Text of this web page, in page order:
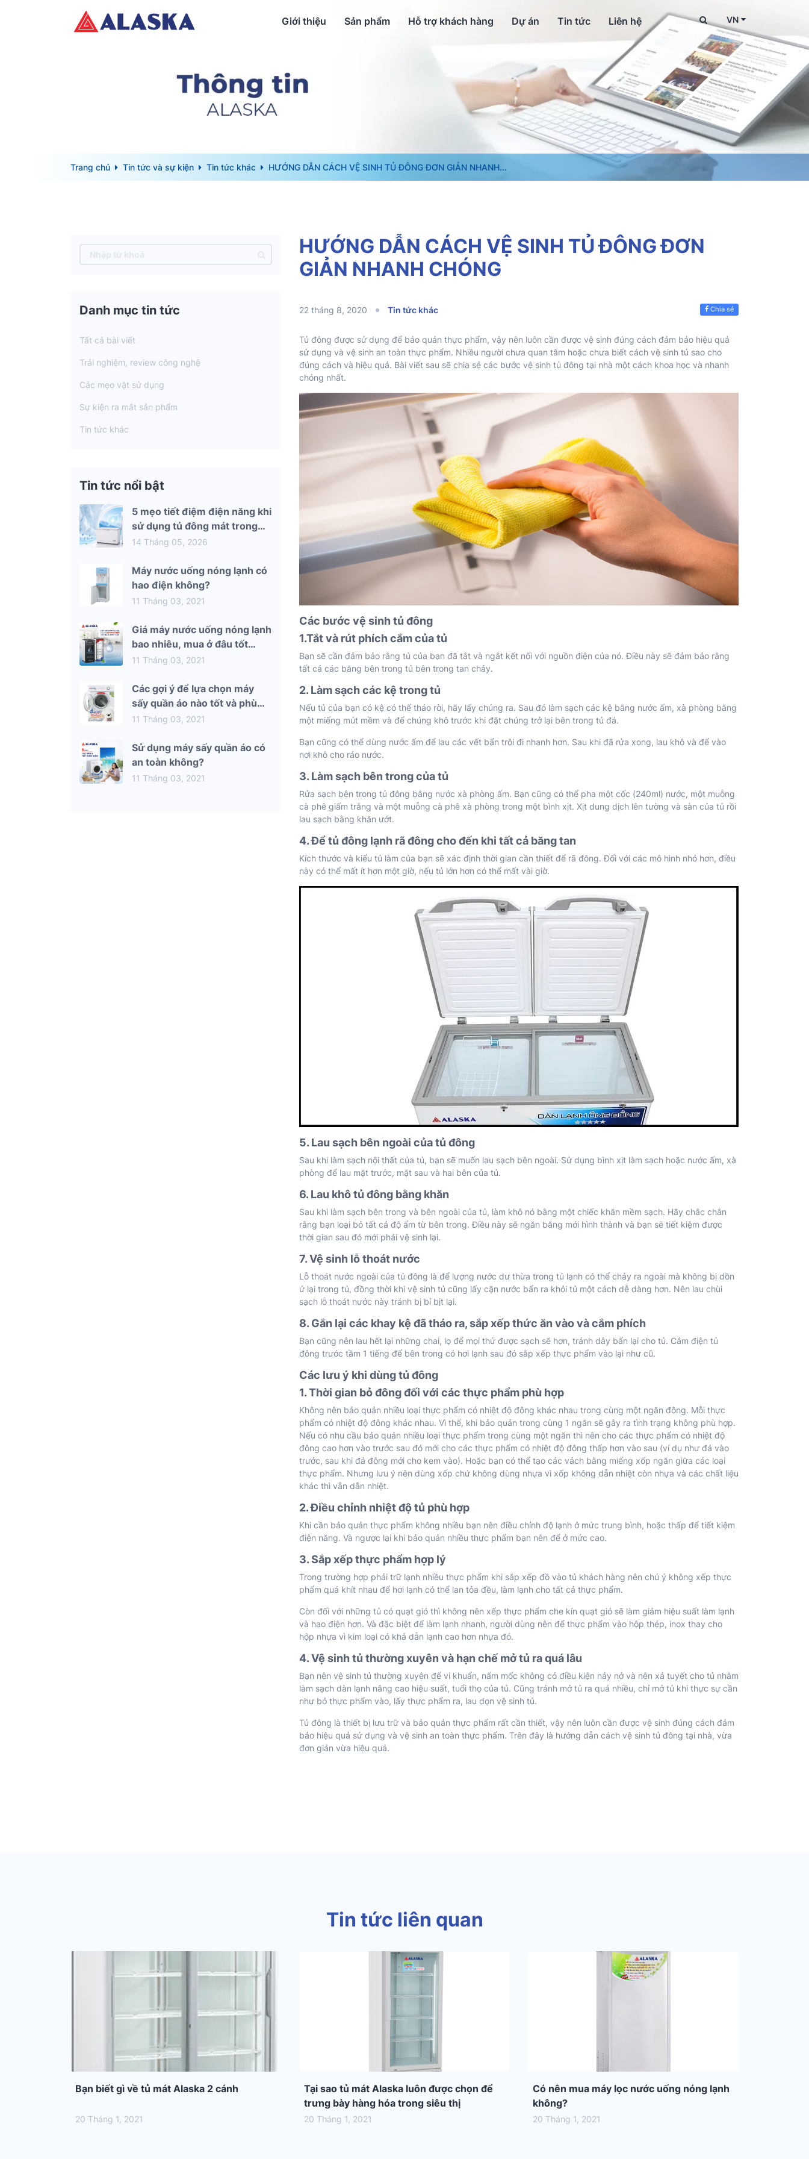
Giới thiệu Sản phẩm Hỗ trợ khách hàng Dự án Tin tức Liên hệ VN
Trang chủ Tin tức và sự kiện Tin tức khác
HƯỚNG DẪN CÁCH VỆ SINH TỦ ĐÔNG ĐƠN GIẢN NHANH
CHÓNG
Danh mục tin tức
Tất cả bài viết
Trải nghiệm, review công nghệ
Các mẹo vặt sử dụng
Sự kiện ra mắt sản phẩm
Tin tức khác
Tin tức nổi bật
5 mẹo tiết điệm điện năng khi
sử dụng tủ đông mát trong
mùa hè 2026
14 Tháng 05, 2026
Máy nước uống nóng lạnh có
hao điện không?
11 Tháng 03, 2021
Giá máy nước uống nóng lạnh
bao nhiêu, mua ở đâu tốt
nhất?
11 Tháng 03, 2021
Các gợi ý để lựa chọn máy
sấy quần áo nào tốt và phù
hợp nhất với gia đình bạn
11 Tháng 03, 2021
Sử dụng máy sấy quần áo có
an toàn không?
11 Tháng 03, 2021
HƯỚNG DẪN CÁCH VỆ SINH TỦ ĐÔNG ĐƠN
GIẢN NHANH CHÓNG
22 tháng 8, 2020 Tin tức khác Chia sẻ
Tủ đông được sử dụng để bảo quản thực phẩm, vậy nên luôn cần được vệ sinh đúng cách đảm bảo hiệu quả
sử dụng và vệ sinh an toàn thực phẩm. Nhiều người chưa quan tâm hoặc chưa biết cách vệ sinh tủ sao cho
đúng cách và hiệu quả. Bài viết sau sẽ chia sẻ các bước vệ sinh tủ đông tại nhà một cách khoa học và nhanh
chóng nhất.
Các bước vệ sinh tủ đông
1.Tắt và rút phích cắm của tủ
Bạn sẽ cần đảm bảo rằng tủ của bạn đã tắt và ngắt kết nối với nguồn điện của nó. Điều này sẽ đảm bảo rằng
tất cả các băng bên trong tủ bên trong tan chảy.
2. Làm sạch các kệ trong tủ
Nếu tủ của bạn có kệ có thể tháo rời, hãy lấy chúng ra. Sau đó làm sạch các kệ bằng nước ấm, xà phòng bằng
một miếng mút mềm và để chúng khô trước khi đặt chúng trở lại bên trong tủ đá.
Bạn cũng có thể dùng nước ấm để lau các vết bẩn trôi đi nhanh hơn. Sau khi đã rửa xong, lau khô và để vào
nơi khô cho ráo nước.
3. Làm sạch bên trong của tủ
Rửa sạch bên trong tủ đông bằng nước xà phòng ấm. Bạn cũng có thể pha một cốc (240ml) nước, một muỗng
cà phê giấm trắng và một muỗng cà phê xà phòng trong một bình xịt. Xịt dung dịch lên tường và sàn của tủ rồi
lau sạch bằng khăn ướt.
4. Để tủ đông lạnh rã đông cho đến khi tất cả băng tan
Kích thước và kiểu tủ làm của bạn sẽ xác định thời gian cần thiết để rã đông. Đối với các mô hình nhỏ hơn, điều
này có thể mất ít hơn một giờ, nếu tủ lớn hơn có thể mất vài giờ.
5. Lau sạch bên ngoài của tủ đông
Sau khi làm sạch nội thất của tủ, bạn sẽ muốn lau sạch bên ngoài. Sử dụng bình xịt làm sạch hoặc nước ấm, xà
phòng để lau mặt trước, mặt sau và hai bên của tủ.
6. Lau khô tủ đông bằng khăn
Sau khi làm sạch bên trong và bên ngoài của tủ, làm khô nó bằng một chiếc khăn mềm sạch. Hãy chắc chắn
rằng bạn loại bỏ tất cả độ ẩm từ bên trong. Điều này sẽ ngăn băng mới hình thành và bạn sẽ tiết kiệm được
thời gian sau đó mới phải vệ sinh lại.
7. Vệ sinh lỗ thoát nước
Lỗ thoát nước ngoài của tủ đông là để lượng nước dư thừa trong tủ lạnh có thể chảy ra ngoài mà không bị dồn
ứ lại trong tủ, đồng thời khi vệ sinh tủ cũng lấy cặn nước bẩn ra khỏi tủ một cách dễ dàng hơn. Nên lau chùi
sạch lỗ thoát nước này tránh bị bí bịt lại.
8. Gắn lại các khay kệ đã tháo ra, sắp xếp thức ăn vào và cắm phích
Bạn cũng nên lau hết lại những chai, lọ để mọi thứ được sạch sẽ hơn, tránh dây bẩn lại cho tủ. Cắm điện tủ
đông trước tầm 1 tiếng để bên trong có hơi lạnh sau đó sắp xếp thực phẩm vào lại như cũ.
Các lưu ý khi dùng tủ đông
1. Thời gian bỏ đông đối với các thực phẩm phù hợp
Không nên bảo quản nhiều loại thực phẩm có nhiệt độ đông khác nhau trong cùng một ngăn đông. Mỗi thực
phẩm có nhiệt độ đông khác nhau. Vì thế, khi bảo quản trong cùng 1 ngăn sẽ gây ra tình trạng không phù hợp.
Nếu có nhu cầu bảo quản nhiều loại thực phẩm trong cùng một ngăn thì nên cho các thực phẩm có nhiệt độ
đông cao hơn vào trước sau đó mới cho các thực phẩm có nhiệt độ đông thấp hơn vào sau (ví dụ như đá vào
trước, sau khi đá đông mới cho kem vào). Hoặc bạn có thể tạo các vách bằng miếng xốp ngăn giữa các loại
thực phẩm. Nhưng lưu ý nên dùng xốp chứ không dùng nhựa vì xốp không dẫn nhiệt còn nhựa và các chất liệu
khác thì vẫn dẫn nhiệt.
2. Điều chỉnh nhiệt độ tủ phù hợp
Khi cần bảo quản thực phẩm không nhiều bạn nên điều chỉnh độ lạnh ở mức trung bình, hoặc thấp để tiết kiệm
điện năng. Và ngược lại khi bảo quản nhiều thực phẩm bạn nên để ở mức cao.
3. Sắp xếp thực phẩm hợp lý
Trong trường hợp phải trữ lạnh nhiều thực phẩm khi sắp xếp đồ vào tủ khách hàng nên chú ý không xếp thực
phẩm quá khít nhau để hơi lạnh có thể lan tỏa đều, làm lạnh cho tất cả thực phẩm.
Còn đối với những tủ có quạt gió thì không nên xếp thực phẩm che kín quạt gió sẽ làm giảm hiệu suất làm lạnh
và hao điện hơn. Và đặc biệt để làm lạnh nhanh, người dùng nên để thực phẩm vào hộp thép, inox thay cho
hộp nhựa vì kim loại có khả dẫn lạnh cao hơn nhựa đó.
4. Vệ sinh tủ thường xuyên và hạn chế mở tủ ra quá lâu
Bạn nên vệ sinh tủ thường xuyên để vi khuẩn, nấm mốc không có điều kiện nảy nở và nên xả tuyết cho tủ nhằm
làm sạch dàn lạnh nâng cao hiệu suất, tuổi thọ của tủ. Cũng tránh mở tủ ra quá nhiều, chỉ mở tủ khi thực sự cần
như bỏ thực phẩm vào, lấy thực phẩm ra, lau dọn vệ sinh tủ.
Tủ đông là thiết bị lưu trữ và bảo quản thực phẩm rất cần thiết, vậy nên luôn cần được vệ sinh đúng cách đảm
bảo hiệu quả sử dụng và vệ sinh an toàn thực phẩm. Trên đây là hướng dẫn cách vệ sinh tủ đông tại nhà, vừa
đơn giản vừa hiệu quả.
Tin tức liên quan
Bạn biết gì về tủ mát Alaska 2 cánh
20 Tháng 1, 2021
Tại sao tủ mát Alaska luôn được chọn để
trưng bày hàng hóa trong siêu thị
20 Tháng 1, 2021
Có nên mua máy lọc nước uống nóng lạnh
không?
20 Tháng 1, 2021